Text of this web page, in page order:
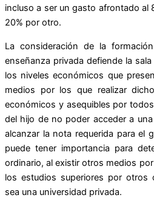
incluso a ser un gasto afrontado al
20% por otro.
La consideración de la
enseñanza privada defiende la
los niveles económicos que
medios por los que realizar
económicos y asequibles por
del hijo de no poder acceder a
alcanzar la nota requerida para el
puede tener importancia para
ordinario, al existir otros medios
los estudios superiores por otros
sea una universidad privada.